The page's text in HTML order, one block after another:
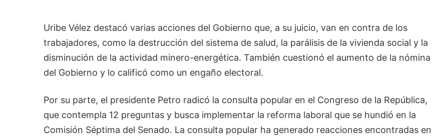
Uribe Vélez destacó varias acciones del Gobierno que, a su juicio, van en contra de los
trabajadores, como la destrucción del sistema de salud, la parálisis de la vivienda social y la
disminución de la actividad minero-energética. También cuestionó el aumento de la nómina
del Gobierno y lo calificó como un engaño electoral.
Por su parte, el presidente Petro radicó la consulta popular en el Congreso de la República,
que contempla 12 preguntas y busca implementar la reforma laboral que se hundió en la
Comisión Séptima del Senado. La consulta popular ha generado reacciones encontradas en